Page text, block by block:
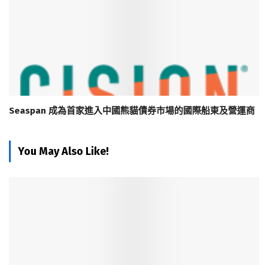
Seaspan 成為首家進入中國熊貓債券市場的國際船東及營運商
You May Also Like!